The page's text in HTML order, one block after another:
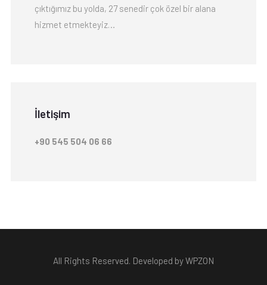
çıktığımız bu yolda, 27 senedir çok özel bir alana
hizmet etmekteyiz…
İletişim
+90 545 504 06 66
All Rights Reserved. Developed by WPZON